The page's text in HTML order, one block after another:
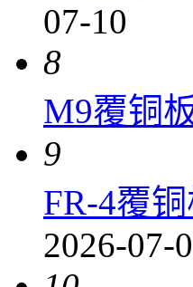
07-10
8
M9覆铜
9
FR-4覆
2026-07-